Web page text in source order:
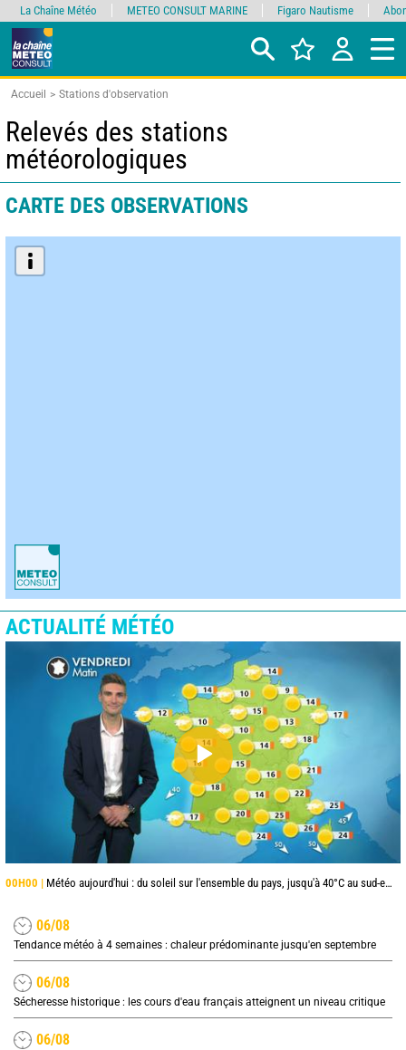
Accueil Stations d'observation
Relevés des stations
météorologiques
CARTE DES OBSERVATIONS
ACTUALITÉ MÉTÉO
00H00 | Météo aujourd'hui : du soleil sur l'ensemble du pays, jusqu'à 40°C au sud-est
06/08
Tendance météo à 4 semaines : chaleur prédominante jusqu'en septembre
06/08
Sécheresse historique : les cours d'eau français atteignent un niveau critique
06/08
La Chaîne Météo METEO CONSULT MARINE Figaro Nautisme